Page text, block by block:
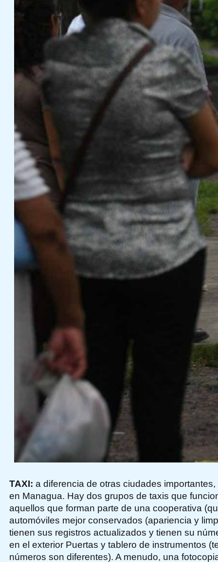
TAXI: a diferencia de otras ciudades
en Managua. Hay dos grupos de taxis que
aquellos que forman parte de una cooperativa
automóviles mejor conservados (apariencia y
tienen sus registros actualizados y tienen su
en el exterior Puertas y tablero de instrumentos
números son diferentes). A menudo, una